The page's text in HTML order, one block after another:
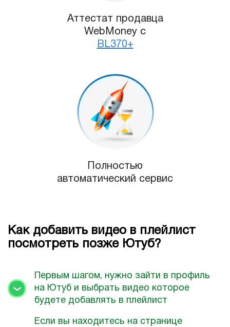
Аттестат продавца
WebMoney с
BL370+
Полностью
автоматический сервис
Как добавить видео в плейлист
посмотреть позже Ютуб?
Первым шагом, нужно зайти в профиль
на Ютуб и выбрать видео которое
будете добавлять в плейлист
Если вы находитесь на странице